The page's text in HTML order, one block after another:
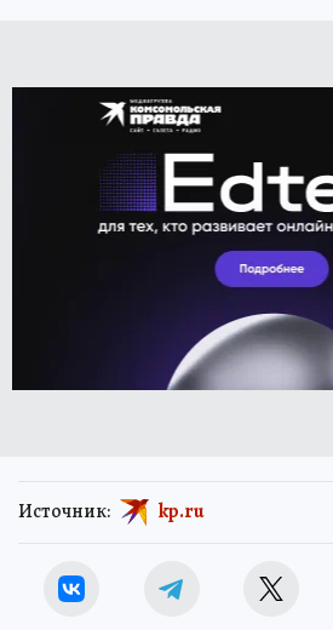
Источник: kp.ru